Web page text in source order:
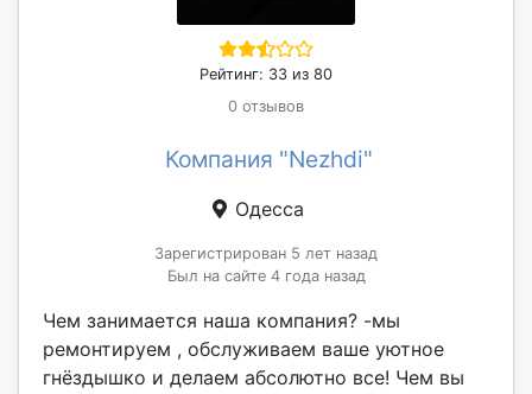
Рейтинг: 33 из 80
0 отзывов
Компания "Nezhdi"
Одесса
Зарегистрирован 5 лет назад
Был на сайте 4 года назад
Чем занимается наша компания? -мы
ремонтируем , обслуживаем ваше уютное
гнёздышко и делаем абсолютно все! Чем вы